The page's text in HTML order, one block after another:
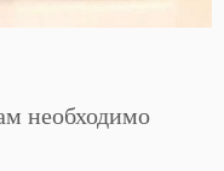
необходимо